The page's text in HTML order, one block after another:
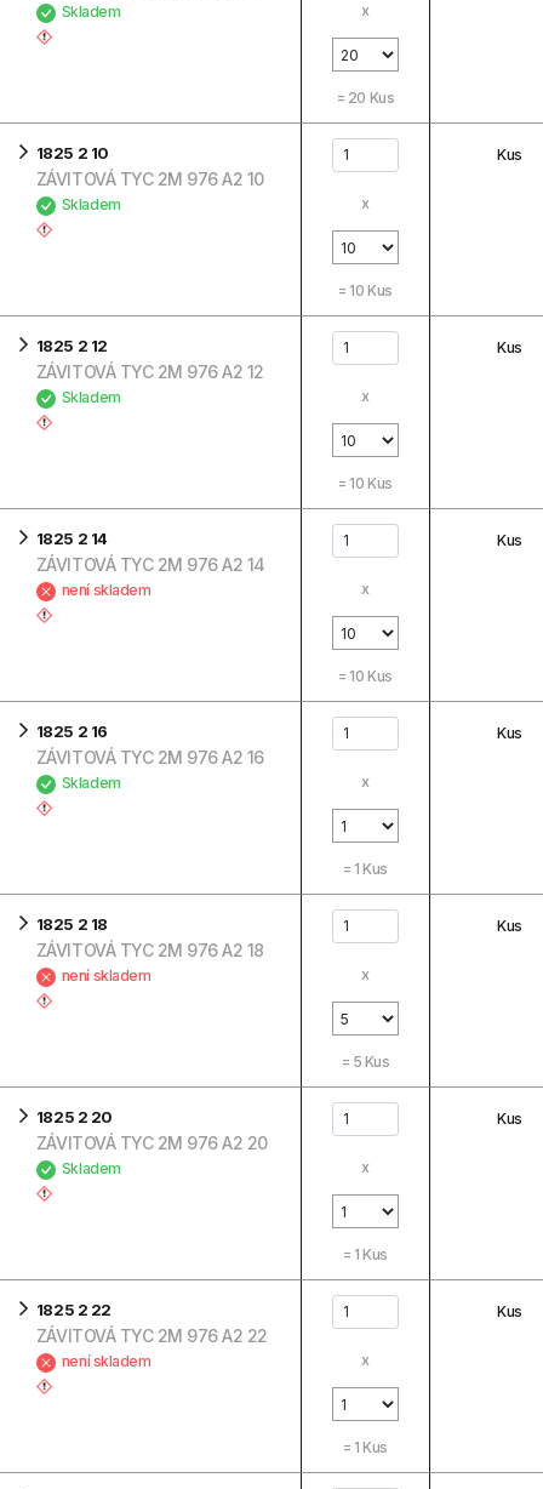
Skladem x
= 20 Kus
1825 2 10
ZÁVITOVÁ TYC 2M 976 A2 10
Skladem x
= 10 Kus
Kus
1825 2 12
ZÁVITOVÁ TYC 2M 976 A2 12
Skladem x
= 10 Kus
Kus
1825 2 14
ZÁVITOVÁ TYC 2M 976 A2 14
není skladem x
= 10 Kus
Kus
1825 2 16
ZÁVITOVÁ TYC 2M 976 A2 16
Skladem x
= 1 Kus
Kus
1825 2 18
ZÁVITOVÁ TYC 2M 976 A2 18
není skladem x
= 5 Kus
Kus
1825 2 20
ZÁVITOVÁ TYC 2M 976 A2 20
Skladem x
= 1 Kus
Kus
1825 2 22
ZÁVITOVÁ TYC 2M 976 A2 22
není skladem x
= 1 Kus
Kus